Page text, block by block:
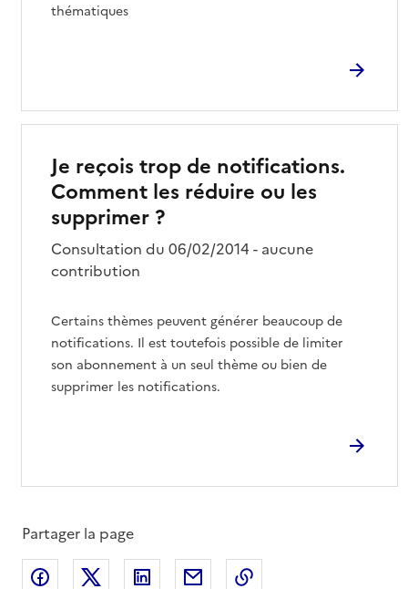
thématiques
Je reçois trop de notifications.
Comment les réduire ou les
supprimer ?
Consultation du 06/02/2014 - aucune
contribution
Certains thèmes peuvent générer beaucoup de
notifications. Il est toutefois possible de limiter
son abonnement à un seul thème ou bien de
supprimer les notifications.
Partager la page
Partager sur Facebook
Partager sur XPartager sur LinkedIn
Partager par email